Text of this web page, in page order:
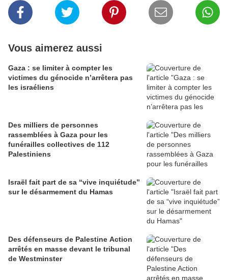
Vous aimerez aussi
Gaza : se limiter à compter les
victimes du génocide n’arrêtera pas
les israéliens
Des milliers de personnes
rassemblées à Gaza pour les
funérailles collectives de 112
Palestiniens
Israël fait part de sa “vive inquiétude”
sur le désarmement du Hamas
Des défenseurs de Palestine Action
arrêtés en masse devant le tribunal
de Westminster